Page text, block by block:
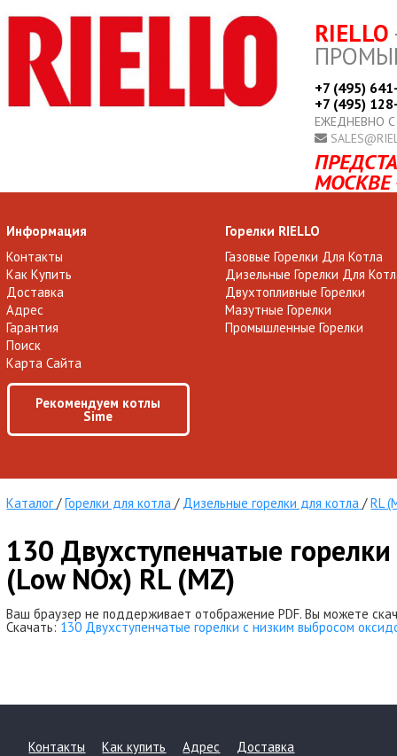
RIELLO
+7 (495)
+7 (495)
ЕЖЕДНЕВНО
МОСКВЕ
Информация
Контакты
Как Купить
Доставка
Адрес
Гарантия
Поиск
Карта Сайта
Рекомендуем котлы
Sime
Горелки RIELLO
Газовые Горелки Для Котла
Дизельные Горелки Для
Двухтопливные Горелки
Мазутные Горелки
Промышленные Горелки
Каталог /Горелки для котла / Дизельные горелки для котла /RL
130 Двухступенчатые
(Low NOx) RL (MZ)
Ваш браузер не поддерживает отображение PDF. Вы можете
Скачать: 130 Двухступенчатые горелки c низким выбросом
Контакты Как купить Адрес Доставка